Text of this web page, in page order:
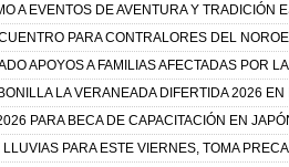
A EVENTOS DE AVENTURA Y TRADICIÓN
PARA CONTRALORES DEL
APOYOS A FAMILIAS AFECTADAS POR
LA VERANEADA DIFERTIDA 2026
PARA BECA DE CAPACITACIÓN EN
PARA ESTE VIERNES, TOMA